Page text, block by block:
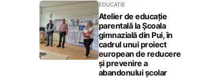
EDUCAȚIE
Atelier de educație
parentală la Școala
gimnazială din Pui, în
cadrul unui proiect
european de reducere
și prevenire a
abandonului școlar